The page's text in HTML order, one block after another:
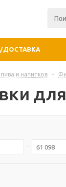
ДОСТАВКА
и напитков -